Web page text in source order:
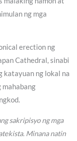
ng mga
erection ng
Cathedral, sinabi
katayuan ng lokal na
mahabang
sakripisyo ng mga
Minana natin